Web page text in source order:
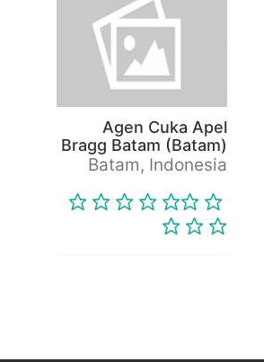
Agen Cuka Apel
Bragg Batam (Batam)
Batam, Indonesia